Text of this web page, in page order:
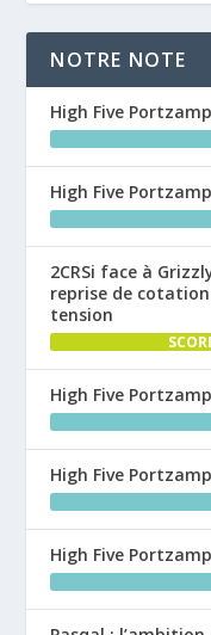
NOTRE NOTE
High Five
High Five
2CRSi face à
reprise de
tension
High Five
High Five
High Five